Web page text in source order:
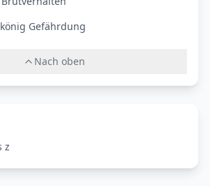
Gefährdung
Nach oben
z